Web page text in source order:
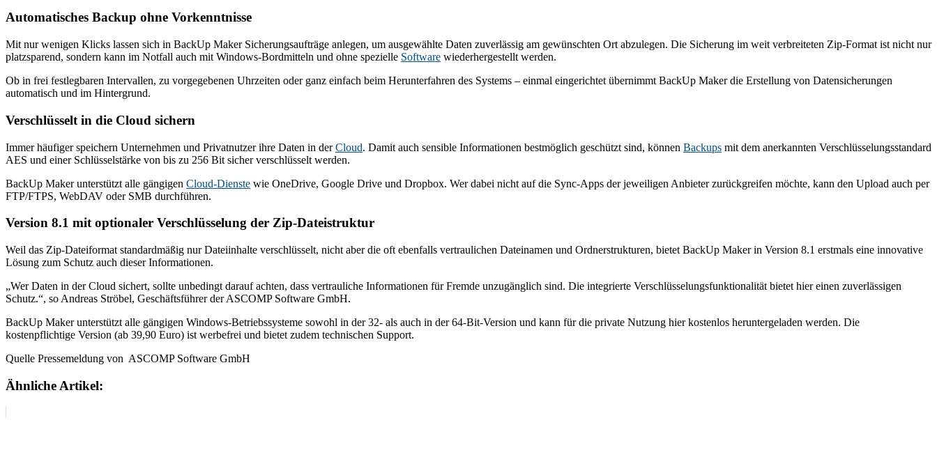
Automatisches Backup ohne Vorkenntnisse
Mit nur wenigen Klicks lassen sich in BackUp Maker Sicherungsaufträge anlegen, um ausgewählte Daten zuverlässig am gewünschten Ort abzulegen. Die Sicherung im weit verbreiteten Zip-Format ist nicht nur
platzsparend, sondern kann im Notfall auch mit Windows-Bordmitteln und ohne spezielle Software wiederhergestellt werden.
Ob in frei festlegbaren Intervallen, zu vorgegebenen Uhrzeiten oder ganz einfach beim Herunterfahren des Systems – einmal eingerichtet übernimmt BackUp Maker die Erstellung von Datensicherungen
automatisch und im Hintergrund.
Verschlüsselt in die Cloud sichern
Immer häufiger speichern Unternehmen und Privatnutzer ihre Daten in derCloud. Damit auch sensible Informationen bestmöglich geschützt sind, können Backups mit dem anerkannten Verschlüsselungsstandard
AES und einer Schlüsselstärke von bis zu 256 Bit sicher verschlüsselt werden.
BackUp Maker unterstützt alle gängigen Cloud-Dienste wie OneDrive, Google Drive und Dropbox. Wer dabei nicht auf die Sync-Apps der jeweiligen Anbieter zurückgreifen möchte, kann den Upload auch per
FTP/FTPS, WebDAV oder SMB durchführen.
Version 8.1 mit optionaler Verschlüsselung der Zip-Dateistruktur
Weil das Zip-Dateiformat standardmäßig nur Dateiinhalte verschlüsselt, nicht aber die oft ebenfalls vertraulichen Dateinamen und Ordnerstrukturen, bietet BackUp Maker in Version 8.1 erstmals eine innovative
Lösung zum Schutz auch dieser Informationen.
„Wer Daten in der Cloud sichert, sollte unbedingt darauf achten, dass vertrauliche Informationen für Fremde unzugänglich sind. Die integrierte Verschlüsselungsfunktionalität bietet hier einen zuverlässigen
Schutz.“, so Andreas Ströbel, Geschäftsführer der ASCOMP Software GmbH.
BackUp Maker unterstützt alle gängigen Windows-Betriebssysteme sowohl in der 32- als auch in der 64-Bit-Version und kann für die private Nutzung hier kostenlos heruntergeladen werden. Die
kostenpflichtige Version (ab 39,90 Euro) ist werbefrei und bietet zudem technischen Support.
Quelle Pressemeldung von ASCOMP Software GmbH
Ähnliche Artikel: